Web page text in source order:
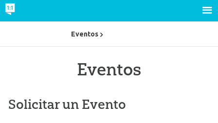
Eventos
Solicitar un Evento
Eventos